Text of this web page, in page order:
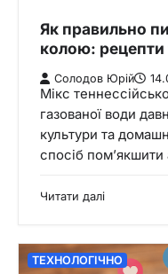
Як правильно
колою: рецепти
Солодов Юрій
Мікс
газованої води
культури та
спосіб
Читати далі
ТЕХНОЛОГІЧНО